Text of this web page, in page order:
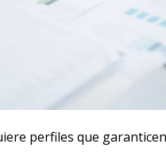
perfiles que